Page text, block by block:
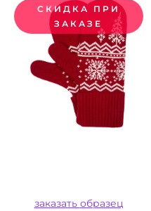
СКИДКА ПРИ
ЗАКАЗЕ
заказать образец